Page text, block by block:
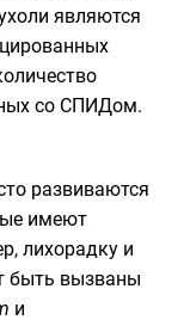
являются
со СПИДом.
развиваются
имеют
лихорадку и
быть вызваны
и